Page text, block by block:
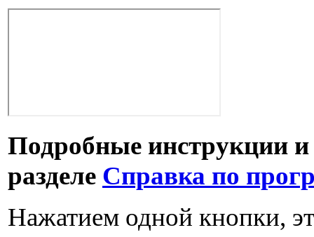
Подробные инструкции
разделе Справка по
Нажатием одной кнопки,